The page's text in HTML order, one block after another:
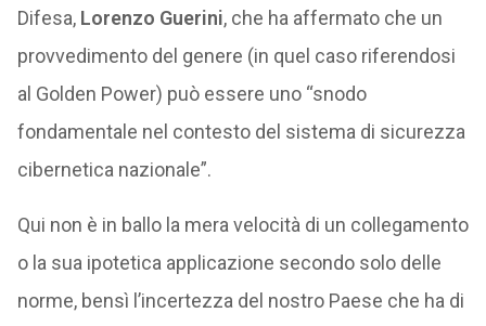
Difesa, Lorenzo Guerini, che ha affermato che un
provvedimento del genere (in quel caso riferendosi
al Golden Power) può essere uno “snodo
fondamentale nel contesto del sistema di sicurezza
cibernetica nazionale”.
Qui non è in ballo la mera velocità di un collegamento
o la sua ipotetica applicazione secondo solo delle
norme, bensì l’incertezza del nostro Paese che ha di